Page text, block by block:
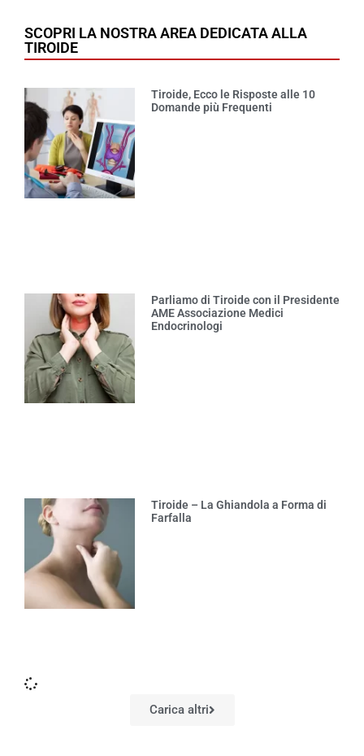
SCOPRI LA NOSTRA AREA DEDICATA ALLA
TIROIDE
Tiroide, Ecco le Risposte alle 10
Domande più Frequenti
Parliamo di Tiroide con il Presidente
AME Associazione Medici
Endocrinologi
Tiroide – La Ghiandola a Forma di
Farfalla
Carica altri